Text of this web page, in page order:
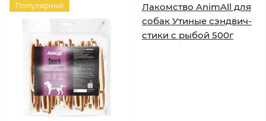
Популярный
Лакомство AnimAll для
собак Утиные сэндвич-
стики с рыбой 500г